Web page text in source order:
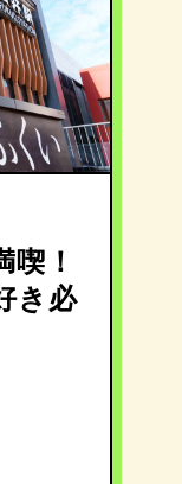
喫！
き必